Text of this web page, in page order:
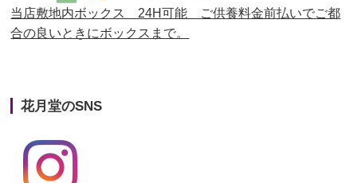
第23回人形供養祭平成26年12月5日
第22回人形供養祭平成26年4月28日
第20回人形供養祭
第19回人形供養祭
第18回人形供養祭
当店敷地内ボックス 24H可能 ご供養料金前払いでご都
合の良いときにボックスまで。
花月堂のSNS